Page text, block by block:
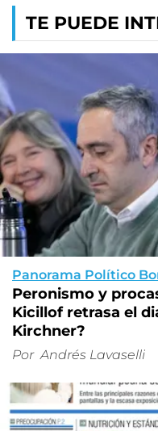
TE PUEDE
Panorama Político
Peronismo y
Kicillof retrasa el
Kirchner?
Por Andrés Lavaselli